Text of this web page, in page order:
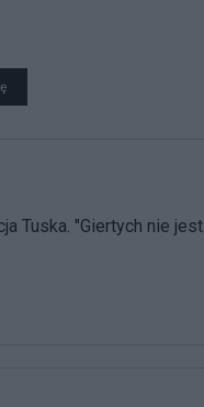
Tuska. "Giertych nie jest